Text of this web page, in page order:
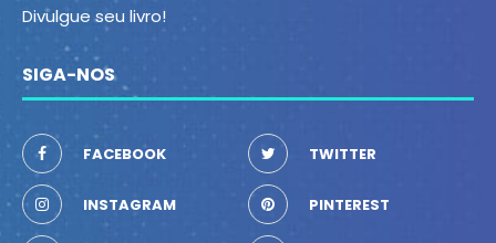
Divulgue seu livro!
SIGA-NOS
FACEBOOK TWITTER
INSTAGRAM PINTEREST